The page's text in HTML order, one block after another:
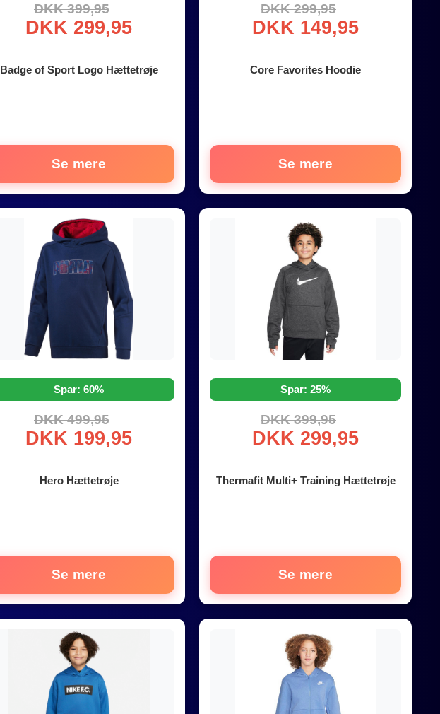
DKK 399,95
DKK 299,95
Badge of Sport Logo Hættetrøje
Se mere
DKK 299,95
DKK 149,95
Core Favorites Hoodie
Se mere
Spar: 60%
DKK 499,95
DKK 199,95
Hero Hættetrøje
Se mere
Spar: 25%
DKK 399,95
DKK 299,95
Thermafit Multi+ Training Hættetrøje
Se mere